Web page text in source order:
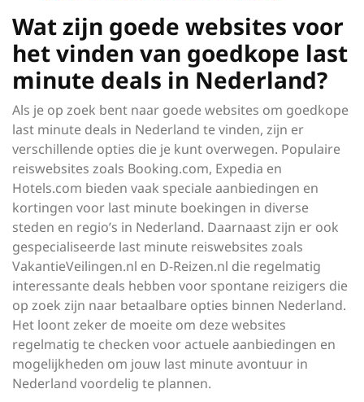
Wat zijn goede websites voor
het vinden van goedkope last
minute deals in Nederland?
Als je op zoek bent naar goede websites om goedkope
last minute deals in Nederland te vinden, zijn er
verschillende opties die je kunt overwegen. Populaire
reiswebsites zoals Booking.com, Expedia en
Hotels.com bieden vaak speciale aanbiedingen en
kortingen voor last minute boekingen in diverse
steden en regio’s in Nederland. Daarnaast zijn er ook
gespecialiseerde last minute reiswebsites zoals
VakantieVeilingen.nl en D-Reizen.nl die regelmatig
interessante deals hebben voor spontane reizigers die
op zoek zijn naar betaalbare opties binnen Nederland.
Het loont zeker de moeite om deze websites
regelmatig te checken voor actuele aanbiedingen en
mogelijkheden om jouw last minute avontuur in
Nederland voordelig te plannen.